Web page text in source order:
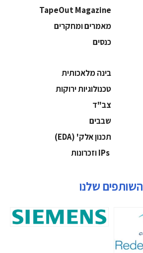
TapeOut Magazine
מאמרים ומחקרים
כנסים
בינה מלאכותית
‫טכנולוגיות ירוקות‬
‫צב"ד‬
‫שבבים‬
‫תכנון אלק' (‪(EDA‬‬
השותפים שלנו